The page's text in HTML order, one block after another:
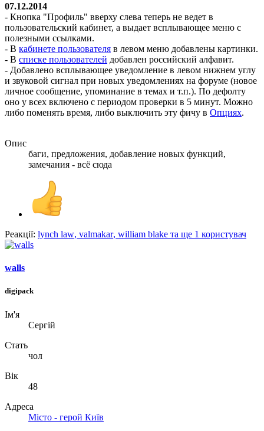
07.12.2014
- Кнопка "Профиль" вверху слева теперь не ведет в
пользовательский кабинет, а выдает всплывающее меню с
полезными ссылками.
- В кабинете пользователя в левом меню добавлены картинки.
- В списке пользователей добавлен российский алфавит.
- Добавлено всплывающее уведомление в левом нижнем углу
и звуковой сигнал при новых уведомлениях на форуме (новое
личное сообщение, упоминание в темах и т.п.). По дефолту
оно у всех включено с периодом проверки в 5 минут. Можно
либо поменять время, либо выключить эту фичу в Опциях.
Опис
баги, предложения, добавление новых функций,
замечания - всё сюда
Реакції: lynch law, valmakar, william blake та ще 1 користувач
walls
digipack
Ім'я
Сергій
Стать
чол
Вік
48
Адреса
Місто - герой Київ